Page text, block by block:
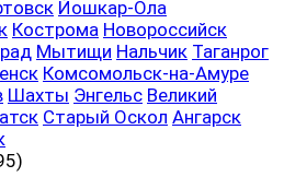
Йошкар-Ола
Кострома Новороссийск
Мытищи Нальчик Таганрог
Комсомольск-на-Амуре
Шахты Энгельс Великий
Старый Оскол Ангарск